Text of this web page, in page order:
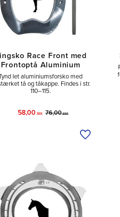
Race Front med
Frontoptå Aluminium
let aluminiumsforsko med
tå og tåkappe. Findes i str.
110–115.
58,00 SEK 76,00SEK
Tilføj til